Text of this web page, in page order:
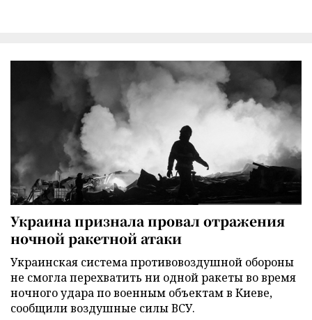
Украина признала провал отражения
ночной ракетной атаки
Украинская система противовоздушной обороны
не смогла перехватить ни одной ракеты во время
ночного удара по военным объектам в Киеве,
сообщили воздушные силы ВСУ.